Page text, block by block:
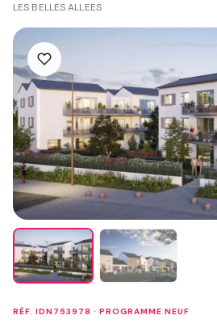
LES BELLES ALLEES
RÉF. IDN753978 · PROGRAMME NEUF